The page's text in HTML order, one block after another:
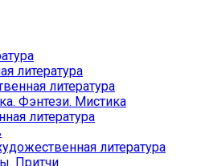
литература
литература
Фэнтези. Мистика
литература
литература
Притчи